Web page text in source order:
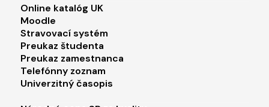
Footer menu 2
Online katalóg UK
Moodle
Stravovací systém
Preukaz študenta
Preukaz zamestnanca
Telefónny zoznam
Univerzitný časopis